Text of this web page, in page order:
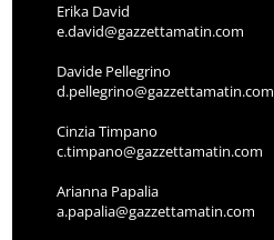
Erika David
e.david@gazzettamatin.com
Davide Pellegrino
d.pellegrino@gazzettamatin.com
Cinzia Timpano
c.timpano@gazzettamatin.com
Arianna Papalia
a.papalia@gazzettamatin.com